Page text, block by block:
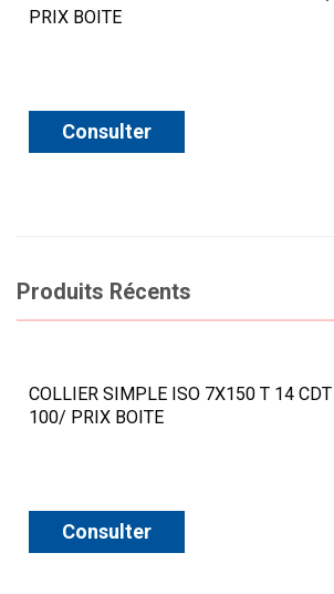
PRIX BOITE
Consulter
Produits Récents
COLLIER SIMPLE ISO 7X150 T 14 CDT
100/ PRIX BOITE
Consulter